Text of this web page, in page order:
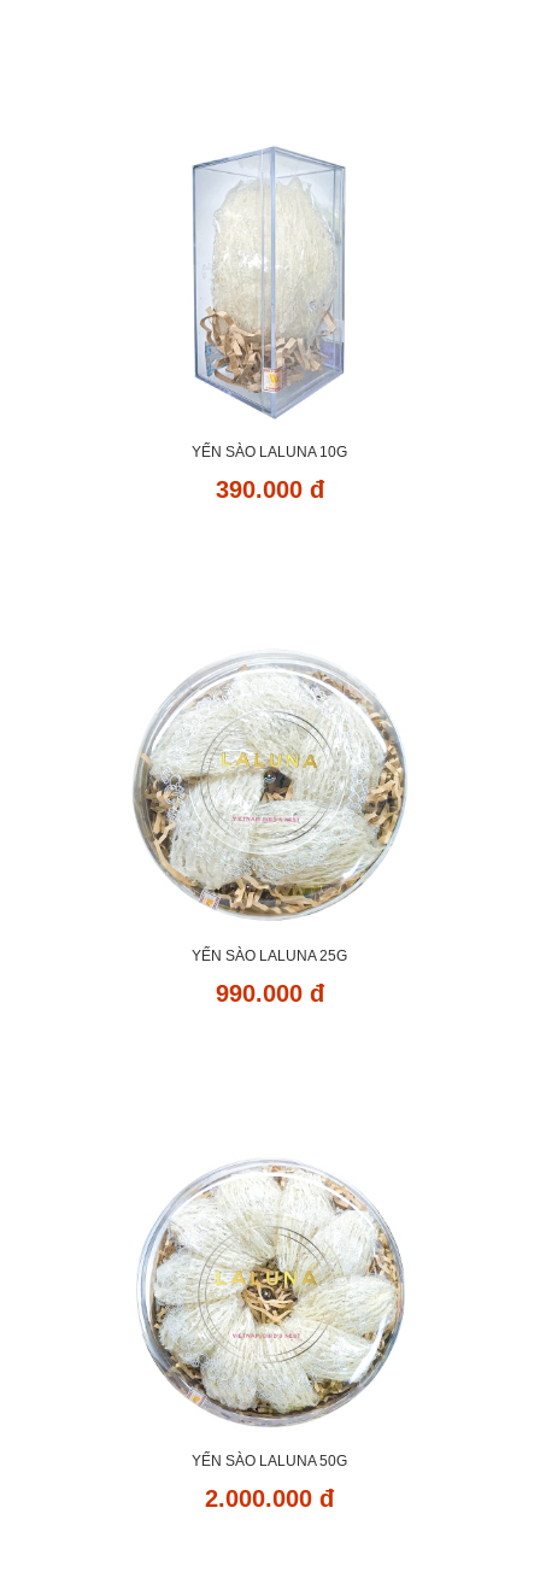
YẾN SÀO LALUNA 10G
390.000 đ
YẾN SÀO LALUNA 25G
990.000 đ
YẾN SÀO LALUNA 50G
2.000.000 đ